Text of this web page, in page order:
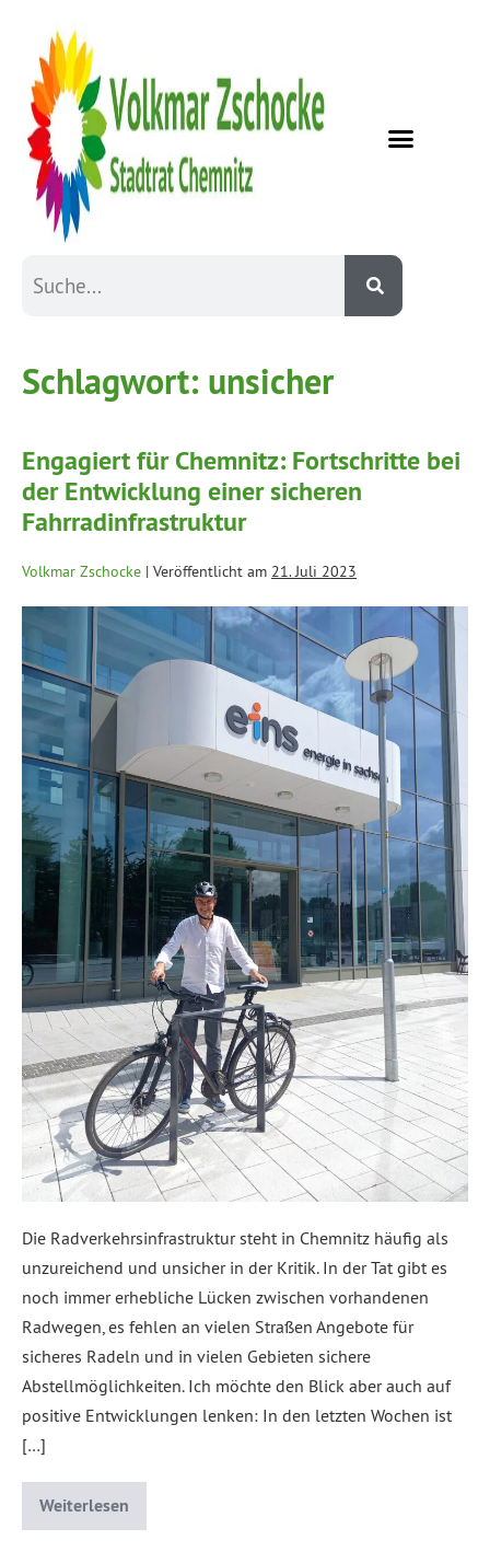
Schlagwort: unsicher
Engagiert für Chemnitz: Fortschritte bei
der Entwicklung einer sicheren
Fahrradinfrastruktur
Volkmar Zschocke | Veröffentlicht am 21. Juli 2023
Die Radverkehrsinfrastruktur steht in Chemnitz häufig als
unzureichend und unsicher in der Kritik. In der Tat gibt es
noch immer erhebliche Lücken zwischen vorhandenen
Radwegen, es fehlen an vielen Straßen Angebote für
sicheres Radeln und in vielen Gebieten sichere
Abstellmöglichkeiten. Ich möchte den Blick aber auch auf
positive Entwicklungen lenken: In den letzten Wochen ist
[…]
Weiterlesen